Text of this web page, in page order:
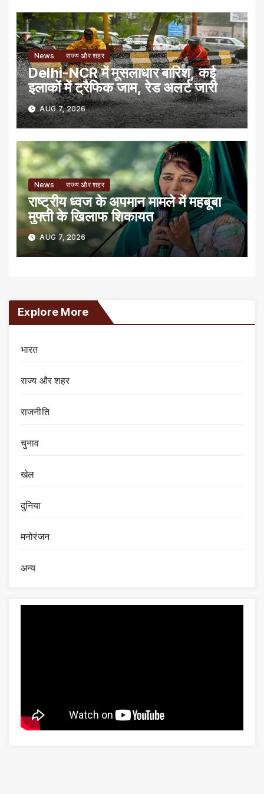
News राज्य और शहर
Delhi-NCR में मूसलाधार बारिश, कई
इलाकों में ट्रैफिक जाम, रेड अलर्ट जारी
AUG 7, 2026
News राज्य और शहर
राष्ट्रीय ध्वज के अपमान मामले में महबूबा
मुफ्ती के खिलाफ शिकायत
AUG 7, 2026
Explore More
भारत
राज्य और शहर
राजनीति
चुनाव
खेल
दुनिया
मनोरंजन
अन्य